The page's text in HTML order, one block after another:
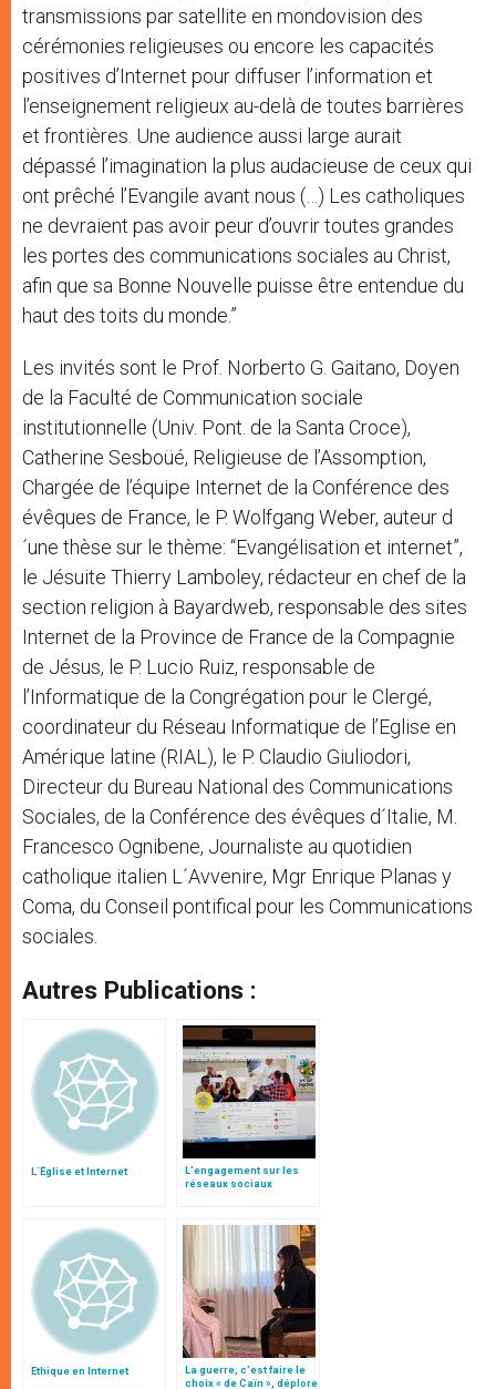
transmissions par satellite en mondovision des
cérémonies religieuses ou encore les capacités
positives d’Internet pour diffuser l’information et
l’enseignement religieux au-delà de toutes barrières
et frontières. Une audience aussi large aurait
dépassé l’imagination la plus audacieuse de ceux qui
ont prêché l’Evangile avant nous (…) Les catholiques
ne devraient pas avoir peur d’ouvrir toutes grandes
les portes des communications sociales au Christ,
afin que sa Bonne Nouvelle puisse être entendue du
haut des toits du monde.”
Les invités sont le Prof. Norberto G. Gaitano, Doyen
de la Faculté de Communication sociale
institutionnelle (Univ. Pont. de la Santa Croce),
Catherine Sesboüé, Religieuse de l’Assomption,
Chargée de l’équipe Internet de la Conférence des
évêques de France, le P. Wolfgang Weber, auteur d
´une thèse sur le thème: “Evangélisation et internet”,
le Jésuite Thierry Lamboley, rédacteur en chef de la
section religion à Bayardweb, responsable des sites
Internet de la Province de France de la Compagnie
de Jésus, le P. Lucio Ruiz, responsable de
l’Informatique de la Congrégation pour le Clergé,
coordinateur du Réseau Informatique de l’Eglise en
Amérique latine (RIAL), le P. Claudio Giuliodori,
Directeur du Bureau National des Communications
Sociales, de la Conférence des évêques d´Italie, M.
Francesco Ognibene, Journaliste au quotidien
catholique italien L´Avvenire, Mgr Enrique Planas y
Coma, du Conseil pontifical pour les Communications
sociales.
Autres Publications :
L´Église et Internet
L’engagement sur les
réseaux sociaux
Ethique en Internet
La guerre, c’est faire le
choix « de Caïn », déplore